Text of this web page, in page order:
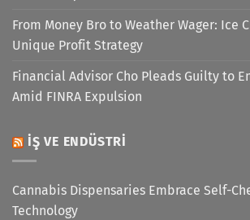
From Money Bro to Weather Wager: Ice
Unique Profit Strategy
Financial Advisor Cho Pleads Guilty to
Amid FINRA Expulsion
İŞ VE ENDÜSTRI
Cannabis Dispensaries Embrace Self-
Technology